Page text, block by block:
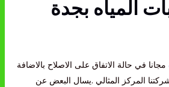
المياه بجدة
مجانا في حالة الاتفاق على الاصلاح بالاضافة
المركز المثالي .يسال البعض عن